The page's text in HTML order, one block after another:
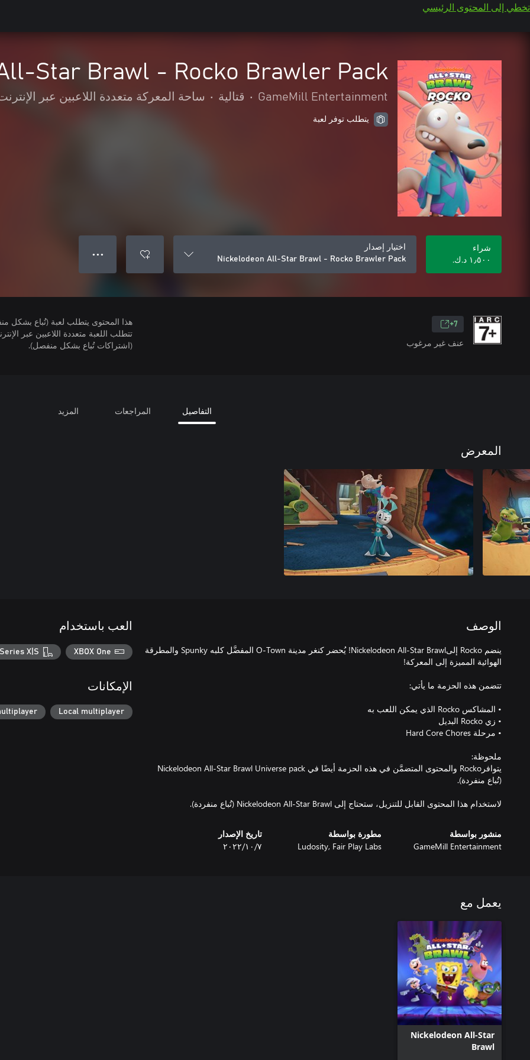
تخطي إلى المحتوى الرئيسي
Star Brawl - Rocko Brawler Pack
GameMill Entertainment
• قتالية • ساحة المعركة متعددة اللاعبين عبر
يتطلب توفر لعبة
شراء
١٫٥٠٠ د.ك.‏
اختيار إصدار
Nickelodeon All-Star Brawl - Rocko Brawler Pack
● ● ●
7+
عنف غير مرغوب
هذا المحتوى يتطلب لعبة (تُباع بشكل
(اشتراكات تُباع بشكل منفصل).
التفاصيل المراجعات المزيد
المعرض
الوصف
ينضم Rocko إلىNickelodeon All-Star Brawl! يُحضر كنغر مدينة O-Town المفضَّل كلبه Spunky والمطرقة
يتوافرRocko والمحتوى المتضمَّن في هذه الحزمة أيضًا في Nickelodeon All-Star Brawl Universe pack
لاستخدام هذا المحتوى القابل للتنزيل، ستحتاج إلى Nickelodeon All-Star Brawl (تُباع منفردة).
منشور بواسطة
GameMill Entertainment
مطورة بواسطة
Ludosity, Fair Play Labs
تاريخ الإصدار
٧‏/١٠‏/٢٠٢٢
العب باستخدام
XBOX One
X|S
الإمكانات
Local multiplayer
يعمل مع
Nickelodeon All-Star
Brawl